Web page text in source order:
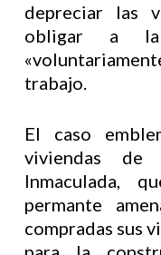
depreciar las
obligar a la
trabajo.
El caso
viviendas
Inmaculada,
permante
compradas sus